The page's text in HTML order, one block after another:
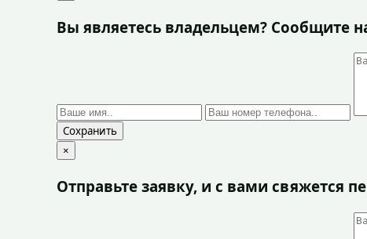
Вы являетесь владельцем? Сообщите
Сохранить
×
Отправьте заявку, и с вами свяжется